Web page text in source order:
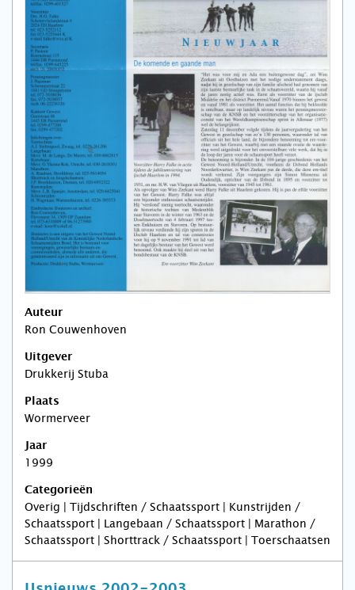
Auteur
Ron Couwenhoven
Uitgever
Drukkerij Stuba
Plaats
Wormerveer
Jaar
1999
Categorieën
Overig | Tijdschriften / Schaatssport | Kunstrijden /
Schaatssport | Langebaan / Schaatssport | Marathon /
Schaatssport | Shorttrack / Schaatssport | Toerschaatsen